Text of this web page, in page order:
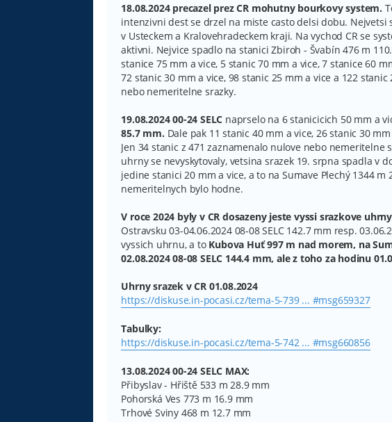
18.08.2024 precazel prez CR mohutny bourkovy system.
intenzivni dest se drzel na miste casto delsi dobu. Nejvetsi
v Usteckem a Kralovehradeckem kraji. Na vychod CR se
aktivni. Nejvice spadlo na stanici Zbiroh - Švabín 476 m
stanice 75 mm a vice, 5 stanic 70 mm a vice, 7 stanice 60
72 stanic 30 mm a vice, 98 stanic 25 mm a vice a 122
nebo nemeritelne srazky.
19.08.2024 00-24 SELC naprselo na 6 stanicicich 50 mm a
85.7 mm. Dale pak 11 stanic 40 mm a vice, 26 stanic 30
Jen 34 stanic z 471 zaznamenalo nulove nebo nemeritelne
uhrny se nevyskytovaly, vetsina srazek 19. srpna spadla v
jedine stanici 20 mm a vice, a to na Sumave Plechý 1344
nemeritelnych bylo hodne.
V roce 2024 byly v CR dosazeny jeste vyssi srazkove
Ostravsku 03-04.06.2024 08-08 SELC 142.7 mm resp.
vyssich uhrnu, a to Kubova Huť 997 m nad morem, na
02.08.2024 08-08 SELC 144.4 mm, ale z toho za hodinu
Uhrny srazek v CR 01.08.2024
https://diskuse.in-pocasi.cz/tema-5-739 ... #msg659327
Tabulky:
https://diskuse.in-pocasi.cz/tema-5-742 ... #msg660856
13.08.2024 00-24 SELC MAX:
Přibyslav - Hřiště 533 m 28.9 mm
Pohorská Ves 773 m 16.9 mm
Trhové Sviny 468 m 12.7 mm